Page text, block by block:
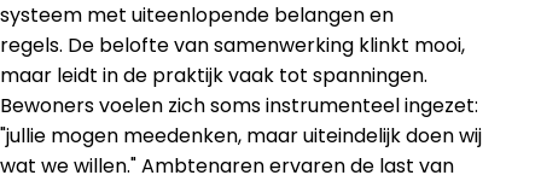
systeem met uiteenlopende belangen en
regels. De belofte van samenwerking klinkt mooi,
maar leidt in de praktijk vaak tot spanningen.
Bewoners voelen zich soms instrumenteel ingezet:
"jullie mogen meedenken, maar uiteindelijk doen wij
wat we willen." Ambtenaren ervaren de last van